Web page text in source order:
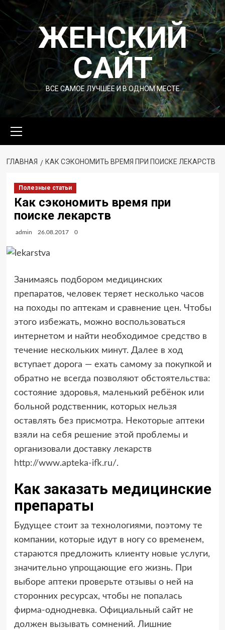
Перейти
содержимомуЖЕНСКИЙ
САЙТ
ВСЕ САМОЕ ЛУЧШЕЕ И В ОДНОМ МЕСТЕ
меню
ГЛАВНАЯ КАК СЭКОНОМИТЬ ВРЕМЯ ПРИ ПОИСКЕ ЛЕКАРСТВ
Полезные статьи
Как сэкономить время при
поиске лекарств
admin 26.08.2017 0
Занимаясь подбором медицинских
препаратов, человек теряет несколько часов
на походы по аптекам и сравнение цен. Чтобы
этого избежать, можно воспользоваться
интернетом и найти необходимое средство в
течение нескольких минут. Далее в ход
вступает дорога — ехать самому за покупкой и
обратно не всегда позволяют обстоятельства:
состояние здоровья, маленький ребёнок или
больной родственник, которых нельзя
оставлять без присмотра. Некоторые аптеки
взяли на себя решение этой проблемы и
организовали доставку лекарств
http://www.apteka-ifk.ru/.
Как заказать медицинские
препараты
Будущее стоит за технологиями, поэтому те
компании, которые идут в ногу со временем,
стараются предложить клиенту новые услуги,
значительно упрощающие его жизнь. При
выборе аптеки проверьте отзывы о ней на
сторонних ресурсах, чтобы не попалась
фирма-однодневка. Официальный сайт не
должен вызывать сомнений. Лишние